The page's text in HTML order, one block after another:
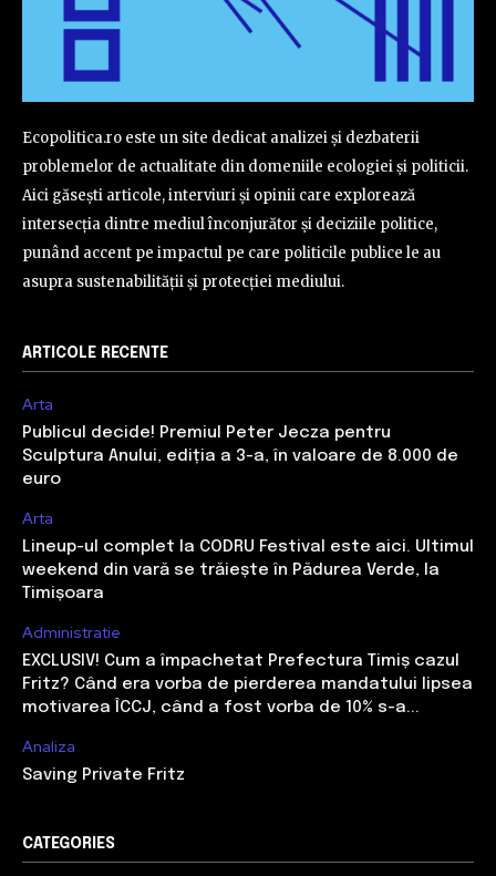
Ecopolitica.ro este un site dedicat analizei și dezbaterii
problemelor de actualitate din domeniile ecologiei și politicii.
Aici găsești articole, interviuri și opinii care explorează
intersecția dintre mediul înconjurător și deciziile politice,
punând accent pe impactul pe care politicile publice le au
asupra sustenabilității și protecției mediului.
ARTICOLE RECENTE
Arta
Publicul decide! Premiul Peter Jecza pentru
Sculptura Anului, ediția a 3-a, în valoare de 8.000 de
euro
Arta
Lineup-ul complet la CODRU Festival este aici. Ultimul
weekend din vară se trăiește în Pădurea Verde, la
Timișoara
Administratie
EXCLUSIV! Cum a împachetat Prefectura Timiș cazul
Fritz? Când era vorba de pierderea mandatului lipsea
motivarea ÎCCJ, când a fost vorba de 10% s-a...
Analiza
Saving Private Fritz
CATEGORIES